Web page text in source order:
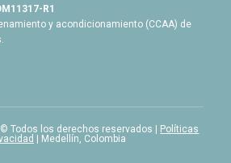
R1
y acondicionamiento (CCAA) de
© Todos los derechos reservados |
Políticas
| Medellín, Colombia